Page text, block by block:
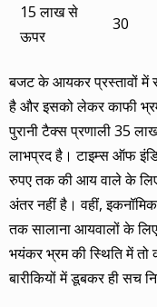
15 लाख से
ऊपर
30
बजट के आयकर प्रस्तावों में
है और इसको लेकर काफी
पुरानी टैक्स प्रणाली 35
लाभप्रद है। टाइम्स ऑफ
रुपए तक की आय वाले के
अंतर नहीं है। वहीं,
तक सालाना आयवालों के
भयंकर भ्रम की स्थिति में तो
बारीकियों में डूबकर ही सच